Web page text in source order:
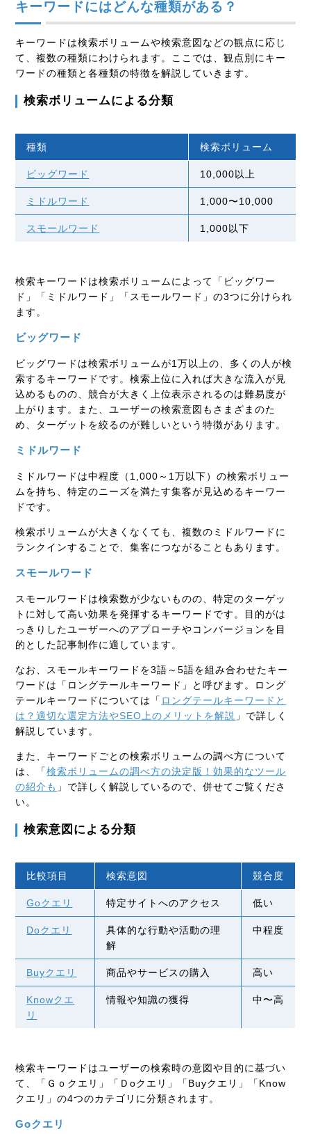
キーワードにはどんな種類がある？
キーワードは検索ボリュームや検索意図などの観点に応じ
て、複数の種類にわけられます。ここでは、観点別にキー
ワードの種類と各種類の特徴を解説していきます。
検索ボリュームによる分類
種類 検索ボリューム
ビッグワード 10,000以上
ミドルワード 1,000〜10,000
スモールワード 1,000以下
検索キーワードは検索ボリュームによって「ビッグワー
ド」「ミドルワード」「スモールワード」の3つに分けられ
ます。
ビッグワード
ビッグワードは検索ボリュームが1万以上の、多くの人が検
索するキーワードです。検索上位に入れば大きな流入が見
込めるものの、競合が大きく上位表示されるのは難易度が
上がります。また、ユーザーの検索意図もさまざまのた
め、ターゲットを絞るのが難しいという特徴があります。
ミドルワード
ミドルワードは中程度（1,000～1万以下）の検索ボリュー
ムを持ち、特定のニーズを満たす集客が見込めるキーワー
ドです。
検索ボリュームが大きくなくても、複数のミドルワードに
ランクインすることで、集客につながることもあります。
スモールワード
スモールワードは検索数が少ないものの、特定のターゲッ
トに対して高い効果を発揮するキーワードです。目的がは
っきりしたユーザーへのアプローチやコンバージョンを目
的とした記事制作に適しています。
なお、スモールキーワードを3語～5語を組み合わせたキー
ワードは「ロングテールキーワード」と呼びます。ロング
テールキーワードについては「 ロングテールキーワードと
は？適切な選定方法やSEO上のメリットを解説 」で詳しく
解説しています。
また、キーワードごとの検索ボリュームの調べ方について
は、「検索ボリュームの調べ方の決定版！効果的なツール
の紹介も 」で詳しく解説しているので、併せてご覧くださ
い。
検索意図による分類
比較項目 検索意図 競合度
Goクエリ 特定サイトへのアクセス 低い
Doクエリ
具体的な行動や活動の理
解
中程度
Buyクエリ 商品やサービスの購入 高い
Knowクエ
リ
情報や知識の獲得 中〜高
検索キーワードはユーザーの検索時の意図や目的に基づい
て、「Ｇｏクエリ」「Ｄoクエリ」「Buyクエリ」「Know
クエリ」の4つのカテゴリに分類されます。
Goクエリ